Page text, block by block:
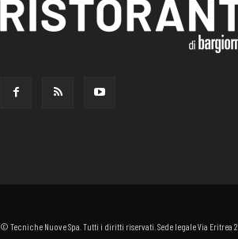
© Tecniche Nuove Spa. Tutti i diritti riservati. Sede legale Via Eritrea